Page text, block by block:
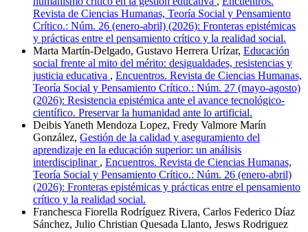
Revista de Ciencias Humanas, Teoría Social y Pensamiento
Crítico.: Núm. 26 (enero-abril) (2026): Fronteras epistémicas
y prácticas entre el pensamiento crítico y la realidad social.
Marta Martín-Delgado, Gustavo Herrera Urízar, Educación
social frente al mito del mérito: desigualdades, resistencias y
justicia educativa , Encuentros. Revista de Ciencias Humanas,
Teoría Social y Pensamiento Crítico.: Núm. 27 (mayo-agosto)
(2026): Resistencia epistémica ante el avance tecnológico-
científico. Preservar la humanidad ante lo artificial.
Deibis Yaneth Mendoza Lopez, Fredy Valmore Marín
González, Gestión de la calidad y aseguramiento del
aprendizaje en la educación superior: un análisis
interdisciplinar , Encuentros. Revista de Ciencias Humanas,
Teoría Social y Pensamiento Crítico.: Núm. 26 (enero-abril)
(2026): Fronteras epistémicas y prácticas entre el pensamiento
crítico y la realidad social.
Franchesca Fiorella Rodríguez Rivera, Carlos Federico Díaz
Sánchez, Julio Christian Quesada Llanto, Jesws Rodriguez